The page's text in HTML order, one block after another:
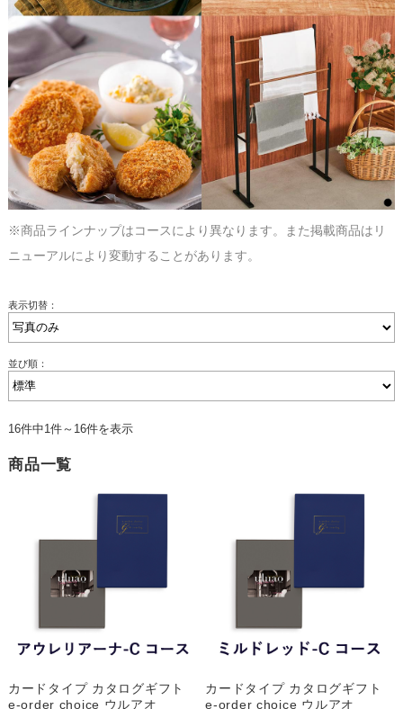
※商品ラインナップはコースにより異なります。また掲載商品はリ
ニューアルにより変動することがあります。
表示切替：
並び順：
16件中1件～16件を表示
商品一覧
カードタイプ カタログギフト
e-order choice ウルアオ
カードタイプ カタログギフト
e-order choice ウルアオ